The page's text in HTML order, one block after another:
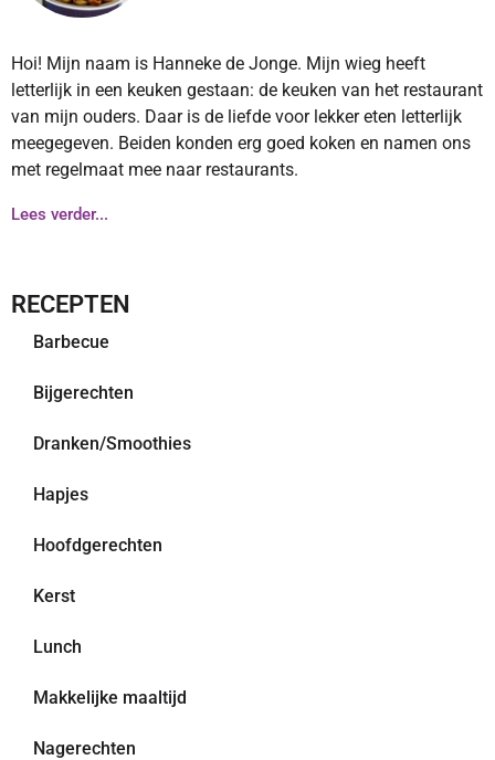
Hoi! Mijn naam is Hanneke de Jonge. Mijn wieg heeft
letterlijk in een keuken gestaan: de keuken van het restaurant
van mijn ouders. Daar is de liefde voor lekker eten letterlijk
meegegeven. Beiden konden erg goed koken en namen ons
met regelmaat mee naar restaurants.
Lees verder...
RECEPTEN
Barbecue
Bijgerechten
Dranken/Smoothies
Hapjes
Hoofdgerechten
Kerst
Lunch
Makkelijke maaltijd
Nagerechten